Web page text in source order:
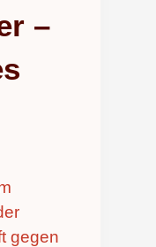
–
gegen